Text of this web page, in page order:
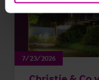
7/23/2026